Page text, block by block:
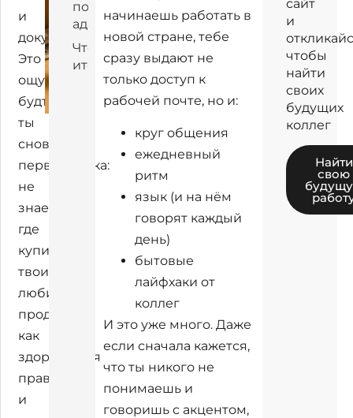
и
документы.
Это
ощущение,
будто
ты
снова
первоклашка:
не
знаешь,
где
купить
твои
любимые
продукты,
как
здороваться
правильно
и
помогает
адаптироваться
Что в
итоге
начинаешь работать в
новой стране, тебе
сразу выдают не
только доступ к
рабочей почте, но и:
круг общения
ежедневный
ритм
язык (и на нём
говорят каждый
день)
бытовые
лайфхаки от
коллег
И это уже много. Даже
если сначала кажется,
что ты никого не
понимаешь и
говоришь с акцентом,
сайт
и
чтобы
найти
своих
будущих
коллег
Найти
свою